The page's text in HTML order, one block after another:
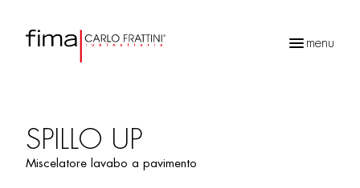
menu
SPILLO UP
Miscelatore lavabo a pavimento